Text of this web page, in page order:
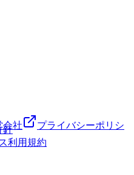
針
利用規約
会社
プライバシーポリシ